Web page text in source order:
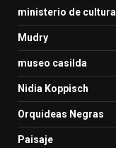
ministerio de cultura
Mudry
museo casilda
Nidia Koppisch
Orquideas Negras
Paisaje